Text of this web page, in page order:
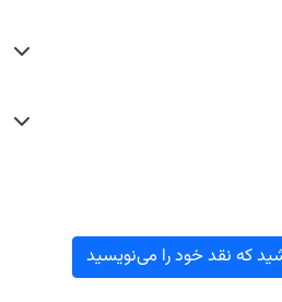
که نقد خود را می‌نویسید